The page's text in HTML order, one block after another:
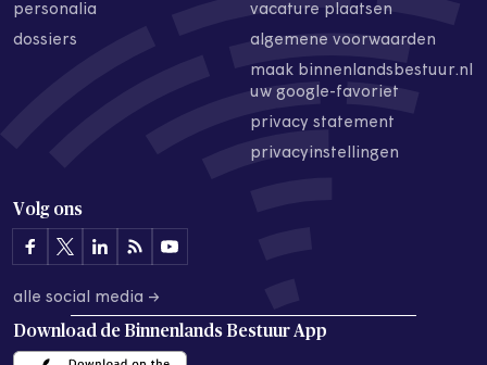
personalia
dossiers
vacature plaatsen
algemene voorwaarden
maak binnenlandsbestuur.nl
uw google-favoriet
privacy statement
privacyinstellingen
Volg ons
alle social media →
Download de Binnenlands Bestuur App